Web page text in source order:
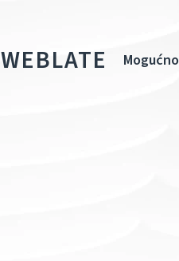
WEBLATE